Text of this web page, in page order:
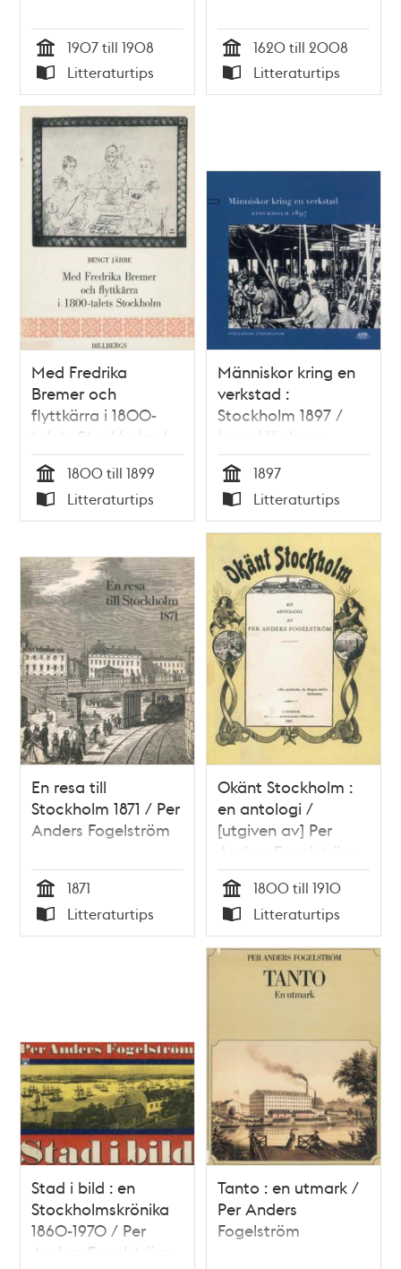
Tid
1907 till 1908
Typ
Litteraturtips Tid
1620 till 2008
Typ
Litteraturtips
Med Fredrika
Bremer och
flyttkärra i 1800-
talets Stockholm /
Bengt Järbe
Tid
1800 till 1899
Typ
Litteraturtips
Människor kring en
verkstad :
Stockholm 1897 /
Lena Högberg
Tid
1897
Typ
Litteraturtips
En resa till
Stockholm 1871 / Per
Anders Fogelström
Tid
1871
Typ
Litteraturtips
Okänt Stockholm :
en antologi /
[utgiven av] Per
Anders Fogelström
Tid
1800 till 1910
Typ
Litteraturtips
Stad i bild : en
Stockholmskrönika
1860-1970 / Per
Anders Fogelström
Tanto : en utmark /
Per Anders
Fogelström